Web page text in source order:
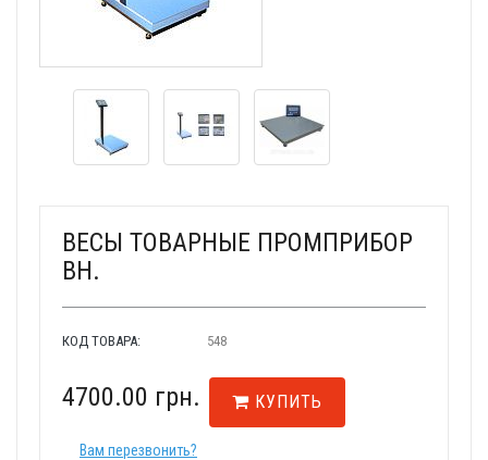
ВЕСЫ ТОВАРНЫЕ ПРОМПРИБОР
ВН.
КОД ТОВАРА: 548
4700.00 грн. КУПИТЬ
Вам перезвонить?